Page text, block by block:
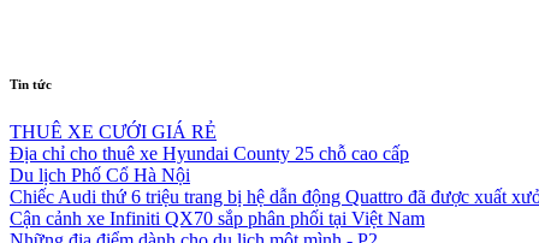
Tin tức
THUÊ XE CƯỚI GIÁ RẺ
Địa chỉ cho thuê xe Hyundai County 25 chỗ cao cấp
Du lịch Phố Cổ Hà Nội
Chiếc Audi thứ 6 triệu trang bị hệ dẫn động Quattro đã được xuất
Cận cảnh xe Infiniti QX70 sắp phân phối tại Việt Nam